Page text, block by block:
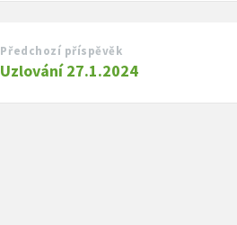
Předchozí příspěvěk
Uzlování 27.1.2024